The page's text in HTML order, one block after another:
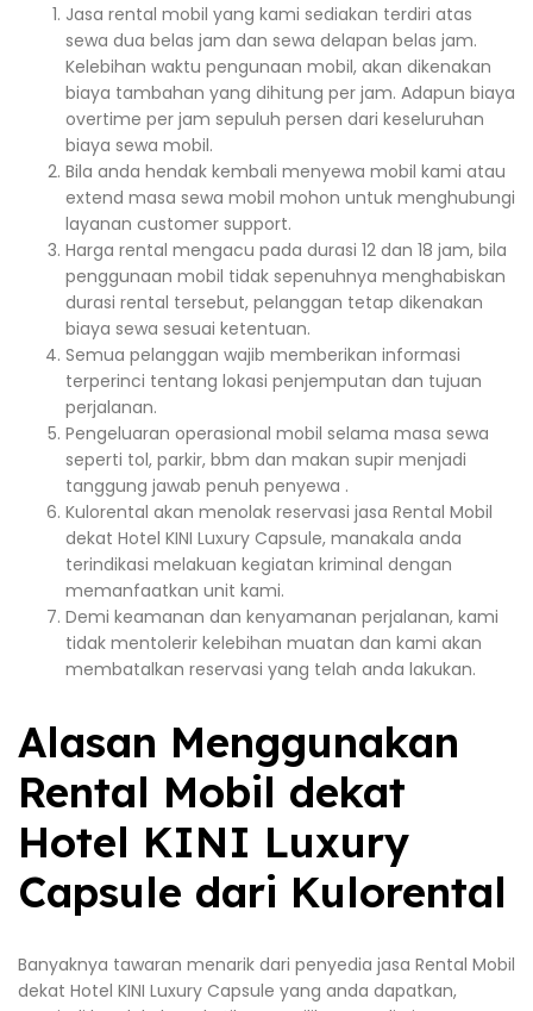
Jasa rental mobil yang kami sediakan terdiri atas
sewa dua belas jam dan sewa delapan belas jam.
Kelebihan waktu pengunaan mobil, akan dikenakan
biaya tambahan yang dihitung per jam. Adapun biaya
overtime per jam sepuluh persen dari keseluruhan
biaya sewa mobil.
Bila anda hendak kembali menyewa mobil kami atau
extend masa sewa mobil mohon untuk menghubungi
layanan customer support.
Harga rental mengacu pada durasi 12 dan 18 jam, bila
penggunaan mobil tidak sepenuhnya menghabiskan
durasi rental tersebut, pelanggan tetap dikenakan
biaya sewa sesuai ketentuan.
Semua pelanggan wajib memberikan informasi
terperinci tentang lokasi penjemputan dan tujuan
perjalanan.
Pengeluaran operasional mobil selama masa sewa
seperti tol, parkir, bbm dan makan supir menjadi
tanggung jawab penuh penyewa .
Kulorental akan menolak reservasi jasa Rental Mobil
dekat Hotel KINI Luxury Capsule, manakala anda
terindikasi melakuan kegiatan kriminal dengan
memanfaatkan unit kami.
Demi keamanan dan kenyamanan perjalanan, kami
tidak mentolerir kelebihan muatan dan kami akan
membatalkan reservasi yang telah anda lakukan.
Alasan Menggunakan
Rental Mobil dekat
Hotel KINI Luxury
Capsule dari Kulorental
Banyaknya tawaran menarik dari penyedia jasa Rental Mobil
dekat Hotel KINI Luxury Capsule yang anda dapatkan,